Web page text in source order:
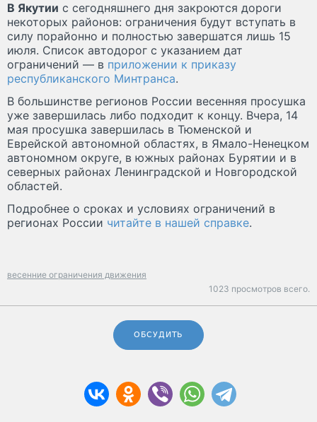
В Якутии с сегодняшнего дня закроются дороги
некоторых районов: ограничения будут вступать в
силу порайонно и полностью завершатся лишь 15
июля. Список автодорог с указанием дат
ограничений — в приложении к приказу
республиканского Минтранса.
В большинстве регионов России весенняя просушка
уже завершилась либо подходит к концу. Вчера, 14
мая просушка завершилась в Тюменской и
Еврейской автономной областях, в Ямало-Ненецком
автономном округе, в южных районах Бурятии и в
северных районах Ленинградской и Новгородской
областей.
Подробнее о сроках и условиях ограничений в
регионах России читайте в нашей справке.
весенние ограничения движения
1023 просмотров всего.
ОБСУДИТЬ